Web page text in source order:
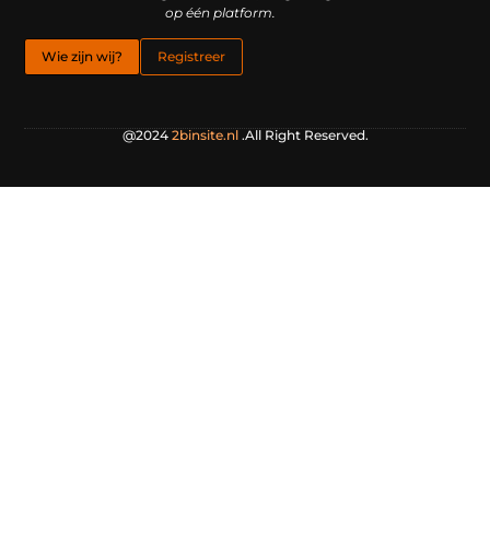
op één platform.
Wie zijn wij? Registreer
@2024 2binsite.nl.All Right Reserved.